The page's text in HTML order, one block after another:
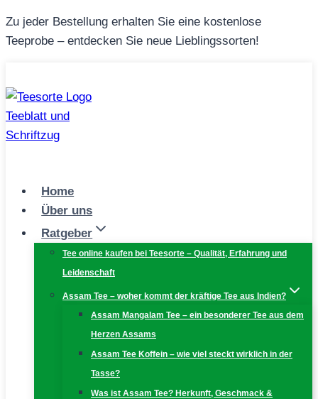
Zum
Inhalt
Zu jeder Bestellung erhalten Sie eine kostenlose
Teeprobe – entdecken Sie neue Lieblingssorten!
Home
Über uns
Ratgeber
Tee online kaufen bei Teesorte – Qualität, Erfahrung und
Leidenschaft
Assam Tee – woher kommt der kräftige Tee aus Indien?
Assam Mangalam Tee – ein besonderer Tee aus dem
Herzen Assams
Assam Tee Koffein – wie viel steckt wirklich in der
Tasse?
Was ist Assam Tee? Herkunft, Geschmack &